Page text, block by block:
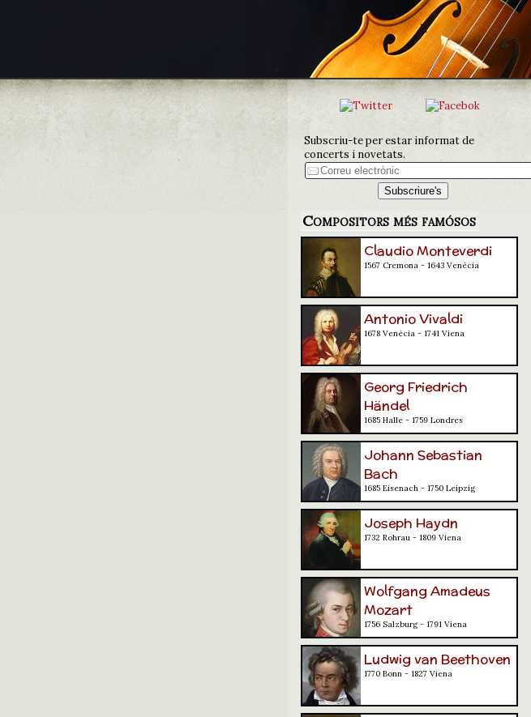
Subscriu-te per estar informat de
concerts i novetats.
Compositors més famósos
Claudio Monteverdi
1567 Cremona - 1643 Venècia
Antonio Vivaldi
1678 Venècia - 1741 Viena
Georg Friedrich
Händel
1685 Halle - 1759 Londres
Johann Sebastian
Bach
1685 Eisenach - 1750 Leipzig
Joseph Haydn
1732 Rohrau - 1809 Viena
Wolfgang Amadeus
Mozart
1756 Salzburg - 1791 Viena
Ludwig van Beethoven
1770 Bonn - 1827 Viena